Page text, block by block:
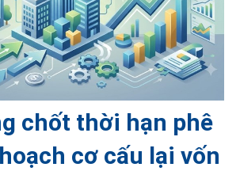
chốt thời hạn phê
cơ cấu lại vốn